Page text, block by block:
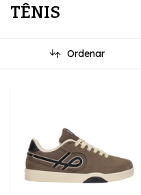
TÊNIS
Ordenar